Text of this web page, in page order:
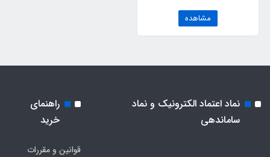
مشاهده
نماد اعتماد الکترونیک و نماد
ساماندهی
راهنمای
خرید
قوانین و مقررات